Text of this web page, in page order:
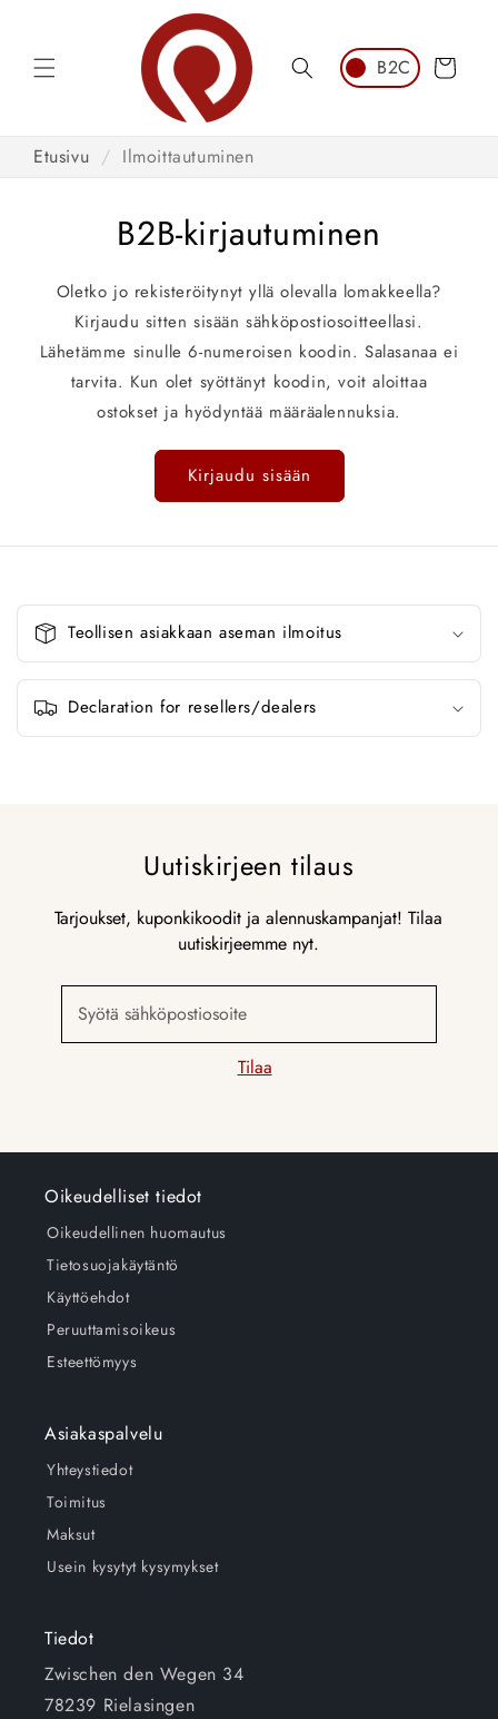
Ostoskori
Etusivu / Ilmoittautuminen
B2B-kirjautuminen
Oletko jo rekisteröitynyt yllä olevalla lomakkeella?
Kirjaudu sitten sisään sähköpostiosoitteellasi.
Lähetämme sinulle 6-numeroisen koodin. Salasanaa ei
tarvita. Kun olet syöttänyt koodin, voit aloittaa
ostokset ja hyödyntää määräalennuksia.
Kirjaudu sisään
o
o
n
Teollisen asiakkaan aseman ilmoitus
Declaration for resellers/dealers
Uutiskirjeen tilaus
Tarjoukset, kuponkikoodit ja alennuskampanjat! Tilaa
uutiskirjeemme nyt.
Syötä sähköpostiosoite
Tilaa
Oikeudelliset tiedot
Oikeudellinen huomautus
Tietosuojakäytäntö
Käyttöehdot
Peruuttamisoikeus
Esteettömyys
Asiakaspalvelu
Yhteystiedot
Toimitus
Maksut
Usein kysytyt kysymykset
Tiedot
Zwischen den Wegen 34
78239 Rielasingen